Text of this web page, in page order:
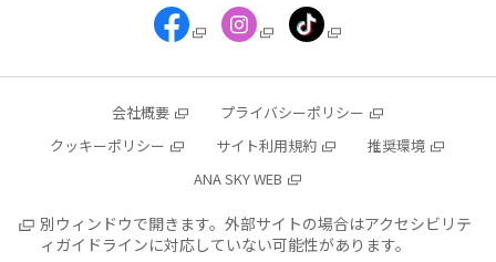
会社概要
プライバシーポリシー
クッキーポリシー
サイト利用規約
推奨環境
ANA SKY WEB
別ウィンドウで開きます。外部サイトの場合はアクセシビリテ
ィガイドラインに対応していない可能性があります。